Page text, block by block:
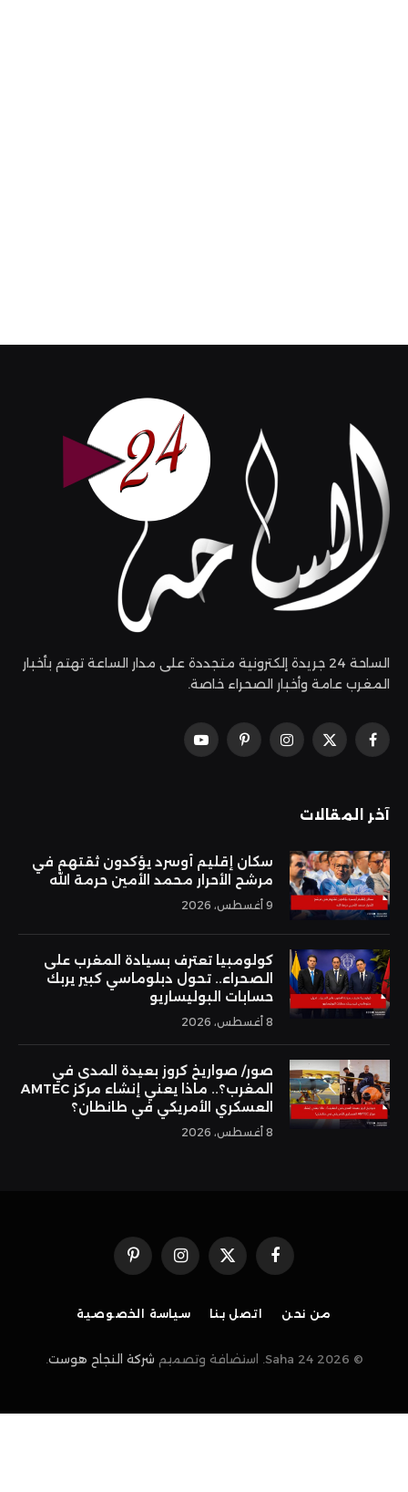
الساحة 24 جريدة إلكترونية متجددة على مدار الساعة تهتم بأخبار
المغرب عامة وأخبار الصحراء خاصة.
فيسبوك
X
الانستغرامبينتيريستيوتيوب
آخر المقالات
سكان إقليم أوسرد يؤكدون ثقتهم في
مرشح الأحرار محمد الأمين حرمة الله
9 أغسطس، 2026
كولومبيا تعترف بسيادة المغرب على
الصحراء.. تحول دبلوماسي كبير يربك
حسابات البوليساريو
8 أغسطس، 2026
صور/ صواريخ كروز بعيدة المدى في
المغرب؟.. ماذا يعني إنشاء مركز AMTEC
العسكري الأمريكي في طانطان؟
8 أغسطس، 2026
فيسبوكX
(Twitter)
الانستغرامبينتيريست
من نحن اتصل بنا سياسة الخصوصية
© 2026 Saha 24. استضافة وتصميم شركة النجاح هوست